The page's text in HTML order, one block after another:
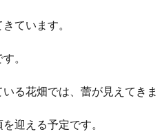
ています。
。
る花畑では、蕾が見えてきま
迎える予定です。